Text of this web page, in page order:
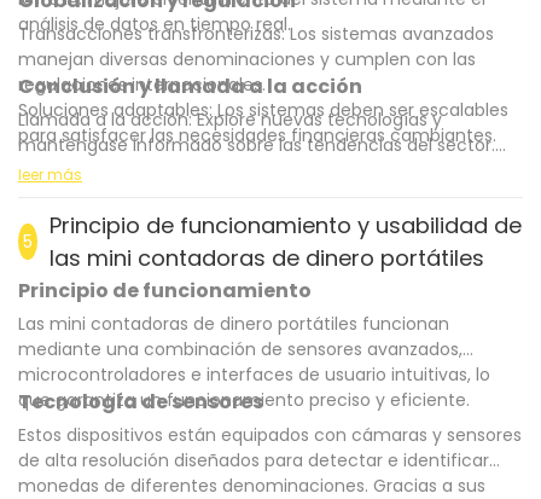
análisis de datos en tiempo real.
Transacciones transfronterizas: Los sistemas avanzados
manejan diversas denominaciones y cumplen con las
regulaciones internacionales.
Soluciones adaptables: Los sistemas deben ser escalables
para satisfacer las necesidades financieras cambiantes.
Conclusión y llamada a la acción
Llamada a la acción: Explore nuevas tecnologías y
manténgase informado sobre las tendencias del sector.
Adopte la innovación para mantener una ventaja
Al optimizar los contadores de valor de monedas de
denominación mixta, puede garantizar la seguridad y
eficiencia de su negocio. Manténgase a la vanguardia
adoptando la tecnología y las mejores prácticas.
leer más
5
Principio de funcionamiento y usabilidad de
las mini contadoras de dinero portátiles
Principio de funcionamiento
Las mini contadoras de dinero portátiles funcionan
mediante una combinación de sensores avanzados,
microcontroladores e interfaces de usuario intuitivas, lo
que garantiza un funcionamiento preciso y eficiente.
Tecnología de sensores
Estos dispositivos están equipados con cámaras y sensores
de alta resolución diseñados para detectar e identificar
monedas de diferentes denominaciones. Gracias a sus